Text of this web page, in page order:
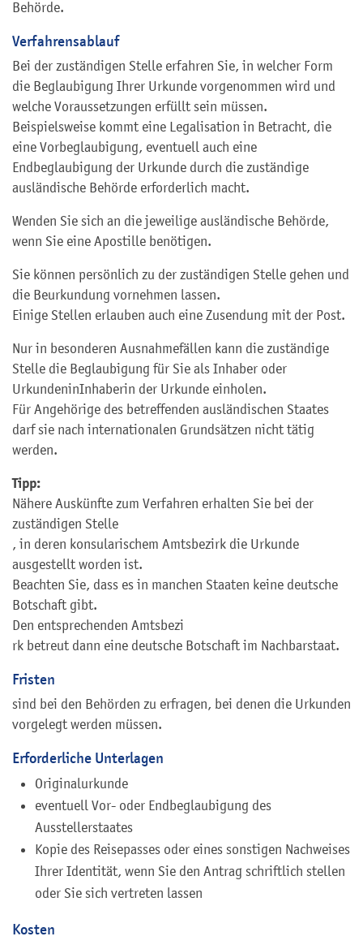
Behörde.
Verfahrensablauf
Bei der zuständigen Stelle erfahren Sie, in welcher Form
die Beglaubigung Ihrer Urkunde vorgenommen wird und
welche Voraussetzungen erfüllt sein müssen.
Beispielsweise kommt eine Legalisation in Betracht, die
eine Vorbeglaubigung, eventuell auch eine
Endbeglaubigung der Urkunde durch die zuständige
ausländische Behörde erforderlich macht.
Wenden Sie sich an die jeweilige ausländische Behörde,
wenn Sie eine Apostille benötigen.
Sie können persönlich zu der zuständigen Stelle gehen und
die Beurkundung vornehmen lassen.
Einige Stellen erlauben auch eine Zusendung mit der Post.
Nur in besonderen Ausnahmefällen kann die zuständige
Stelle die Beglaubigung für Sie als Inhaber oder
UrkundeninInhaberin der Urkunde einholen.
Für Angehörige des betreffenden ausländischen Staates
darf sie nach internationalen Grundsätzen nicht tätig
werden.
Tipp:
Nähere Auskünfte zum Verfahren erhalten Sie bei der
zuständigen Stelle
, in deren konsularischem Amtsbezirk die Urkunde
ausgestellt worden ist.
Beachten Sie, dass es in manchen Staaten keine deutsche
Botschaft gibt.
Den entsprechenden Amtsbezi
rk betreut dann eine deutsche Botschaft im Nachbarstaat.
Fristen
sind bei den Behörden zu erfragen, bei denen die Urkunden
vorgelegt werden müssen.
Erforderliche Unterlagen
Originalurkunde
eventuell Vor- oder Endbeglaubigung des
Ausstellerstaates
Kopie des Reisepasses oder eines sonstigen Nachweises
Ihrer Identität, wenn Sie den Antrag schriftlich stellen
oder Sie sich vertreten lassen
Kosten